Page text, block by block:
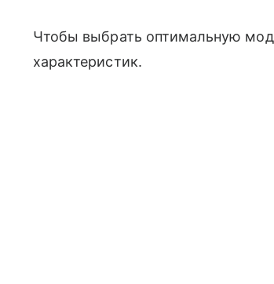
Чтобы выбрать оптимальную
характеристик.